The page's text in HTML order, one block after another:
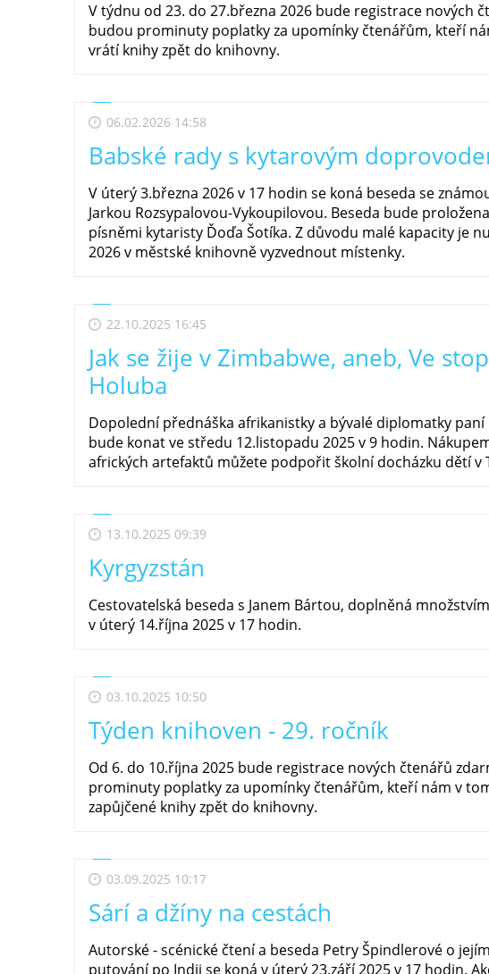
V týdnu od 23. do 27.března 2026 bude registrace nových
budou prominuty poplatky za upomínky čtenářům, kteří
vrátí knihy zpět do knihovny.
06.02.2026 14:58
Babské rady s kytarovým
V úterý 3.března 2026 v 17 hodin se koná beseda se
Jarkou Rozsypalovou-Vykoupilovou. Beseda bude
písněmi kytaristy Ďoďa Šotíka. Z důvodu malé kapacity je
2026 v městské knihovně vyzvednout místenky.
22.10.2025 16:45
Jak se žije v Zimbabwe, aneb, Ve
Holuba
Dopolední přednáška afrikanistky a bývalé diplomatky
bude konat ve středu 12.listopadu 2025 v 9 hodin.
afrických artefaktů můžete podpořit školní docházku dětí v
13.10.2025 09:39
Kyrgyzstán
Cestovatelská beseda s Janem Bártou, doplněná
v úterý 14.října 2025 v 17 hodin.
03.10.2025 10:50
Týden knihoven - 29. ročník
Od 6. do 10.října 2025 bude registrace nových čtenářů
prominuty poplatky za upomínky čtenářům, kteří nám v
zapůjčené knihy zpět do knihovny.
03.09.2025 10:17
Sárí a džíny na cestách
Autorské - scénické čtení a beseda Petry Špindlerové o
putování po Indii se koná v úterý 23.září 2025 v 17 hodin.